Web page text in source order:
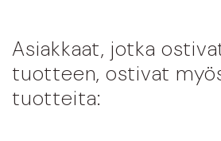
Asiakkaat, jotka
tuotteen, ostivat
tuotteita: